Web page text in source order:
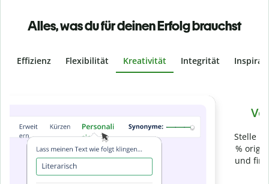
Alles, was du für deinen Erfolg brauchst
Effizienz Flexibilität Kreativität Integrität
Stelle mit der Plagiatsprüfung sicher, dass dein Text zu 100
% original ist. Analysiere deine Arbeit in Sekundenschnelle
und finde fehlende Quellenangaben in über 100 Sprachen.